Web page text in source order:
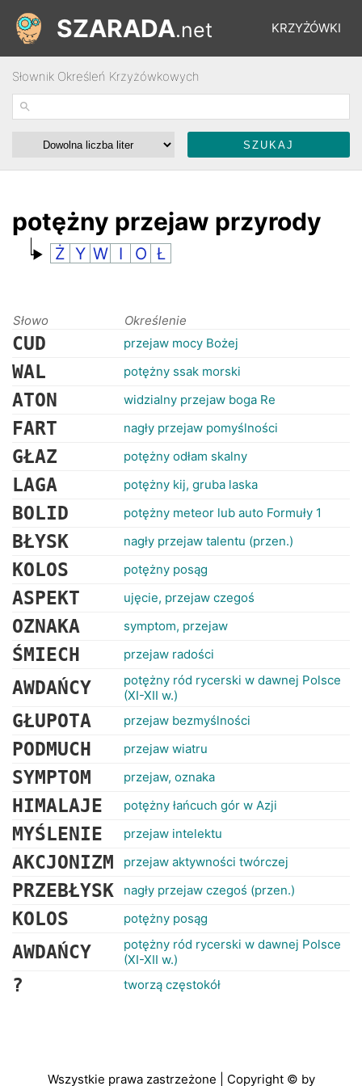
KRZYŻÓWKI
ŁAMIGŁÓWKI
SZARADA.net
Słownik Określeń Krzyżówkowych
potężny przejaw przyrody
Ż Y W I O Ł
Słowo Określenie
CUD przejaw mocy Bożej
WAL potężny ssak morski
ATON widzialny przejaw boga Re
FART nagły przejaw pomyślności
GŁAZ potężny odłam skalny
LAGA potężny kij, gruba laska
BOLID potężny meteor lub auto Formuły 1
BŁYSK nagły przejaw talentu (przen.)
KOLOS potężny posąg
ASPEKT ujęcie, przejaw czegoś
OZNAKA symptom, przejaw
ŚMIECH przejaw radości
AWDAŃCY
potężny ród rycerski w dawnej Polsce
(XI-XII w.)
GŁUPOTA przejaw bezmyślności
PODMUCH przejaw wiatru
SYMPTOM przejaw, oznaka
HIMALAJE potężny łańcuch gór w Azji
MYŚLENIE przejaw intelektu
AKCJONIZM przejaw aktywności twórczej
PRZEBŁYSK nagły przejaw czegoś (przen.)
KOLOS potężny posąg
AWDAŃCY
potężny ród rycerski w dawnej Polsce
(XI-XII w.)
? tworzą częstokół
Wszystkie prawa zastrzeżone | Copyright © by